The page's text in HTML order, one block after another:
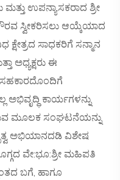
ಉಪನ್ಯಾಸಕರಾದ ಶ್ರೀ
ಸ್ವೀಕರಿಸಲು ಆಯ್ಕೆಯಾದ
ಸಾಧಕರಿಗೆ ಸನ್ಮಾನ
ಅಧ್ಯಕ್ಷರು ಈ
ಅಭಿವೃದ್ಧಿ ಕಾರ್ಯಗಳನ್ನು
ಮೂಲಕ ಸಂಘಟನೆಯನ್ನು
ಅಭಿಯಾನದಡಿ ವಿಶೇಷ
ವೇ:ಭೂ:ಶ್ರೀ ಮಹಿಪತಿ
ಬಗೆ, ಹಾಗೂ